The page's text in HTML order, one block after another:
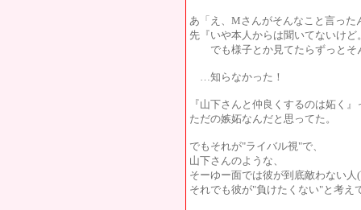
あ「え、Mさんがそんなこと言った
先『いや本人からは聞いてないけど
でも様子とか見てたらずっとそ
…知らなかった！
『山下さんと仲良くするのは妬く
ただの嫉妬なんだと思ってた。
でもそれが"ライバル視"で、
山下さんのような、
そーゆー面では彼が到底敵わない
それでも彼が"負けたくない"と考え